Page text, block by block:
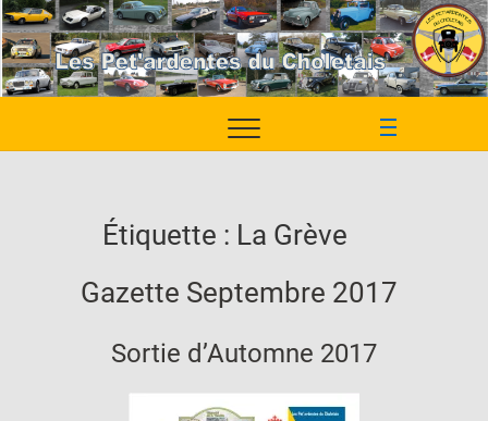
Skip
to
content
M
e
t
Étiquette : La Grève
Gazette Septembre 2017
Sortie d’Automne 2017